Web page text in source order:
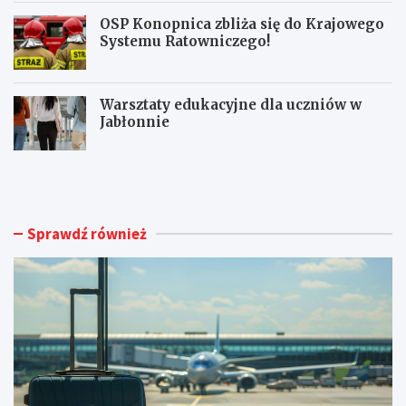
OSP Konopnica zbliża się do Krajowego
Systemu Ratowniczego!
Warsztaty edukacyjne dla uczniów w
Jabłonnie
L
n
i
p
r
t
o
s
L
o
a
y
a
g
n
e
Sprawdź również